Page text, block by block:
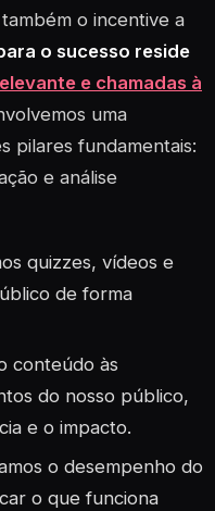
o incentive a
o sucesso reside
e chamadas à
uma
pilares fundamentais:
e análise
quizzes, vídeos e
de forma
conteúdo às
do nosso público,
e o impacto.
o desempenho do
o que funciona